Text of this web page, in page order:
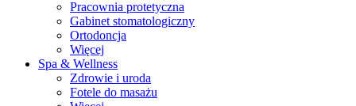
Pracownia protetyczna
Gabinet stomatologiczny
Ortodoncja
Więcej
Spa & Wellness
Zdrowie i uroda
Fotele do masażu